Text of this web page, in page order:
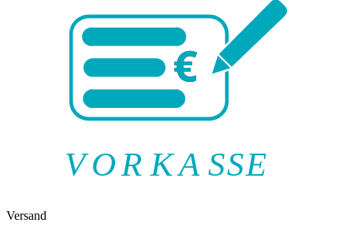
VOR KA SSE
Versand